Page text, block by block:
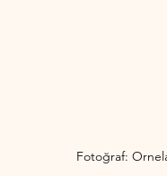
Fotoğraf: